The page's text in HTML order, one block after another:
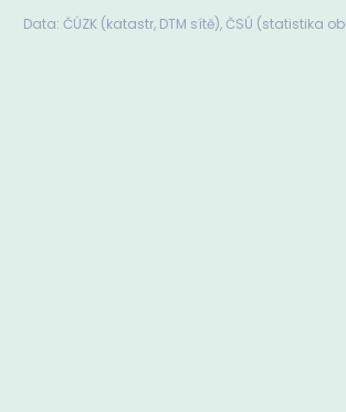
Data: ČÚZK (katastr, DTM sítě), ČSÚ (statistika